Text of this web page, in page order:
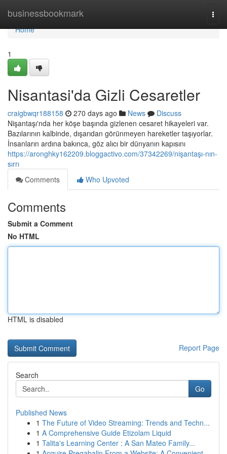
businessbookmark
Home
Home
1
Nisantasi'da Gizli Cesaretler
craigbwqr188158 270 days ago News
Discuss
Nişantaşı'nda her köşe başında gizlenen cesaret hikayeleri var.
Bazılarının kalbinde, dışarıdan görünmeyen hareketler taşıyorlar.
İnsanların ardına bakınca, göz alıcı bir dünyanın kapısını
https://aronghky162209.bloggactivo.com/37342269/nişantaşı-nın-
sırrı
Comments
Who Upvoted
Comments
Submit a Comment
No HTML
HTML is disabled
Report Page
Search
Go
Published News
1 The Future of Video Streaming: Trends and Techn...
1 A Comprehensive Guide Etizolam Liquid
1 Talita's Learning Center : A San Mateo Family...